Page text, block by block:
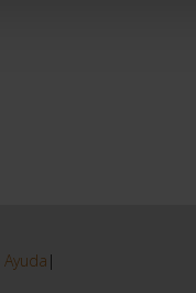
Ayuda |